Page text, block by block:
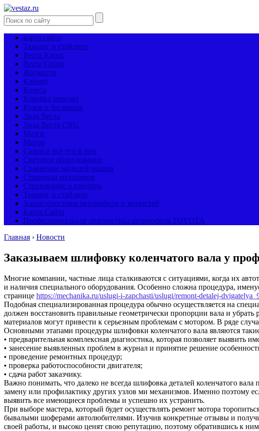
карта сайта
Тюнинг и стайлинг
Веста Кросс
Веста Спорт
Жидкости
Климат
Колеса
Коробка передач
Кузов и багажник
Лада Веста
Лада Веста CNG
Мозги
Мотор
Салон и все что в нем
Световое оборудование
Сравнение моделей машин
Страницы механиков
Страхование и кредиты
Тюнинг и стайлинг
Характеристики автомобиля и запчастей
Карта Сайта
Профессиональная диагностика автомобиля TOYOTA
Главная › Новости
Заказываем шлифовку коленчатого вала у
Многие компании, частные лица сталкиваются с ситуациями, когда их
и наличия специального оборудования. Особенно сложна процедура,
странице https://mechanika.ru/uslugi-i-zapchasti/uslugi/remont-detalej-
Подобная специализированная процедура обычно осуществляется на
должен восстановить правильные геометрически пропорции вала и
материалов могут привести к серьезным проблемам с мотором. В ряде
Основными этапами процедуры шлифовки коленчатого вала являются
• предварительная комплексная диагностика, которая позволяет выявить
• занесение выявленных проблем в журнал и принятие решение
• проведение ремонтных процедур;
• проверка работоспособности двигателя;
• сдача работ заказчику.
Важно понимать, что далеко не всегда шлифовка деталей коленчатого
замену или профилактику других узлов ми механизмов. Именно поэтому
выявить все имеющиеся проблемы и успешно их устранить.
При выборе мастера, который будет осуществлять ремонт мотора
бывалыми шоферами автолюбителями. Изучив конкретные отзывы и
своей работы, и высоко ценят свою репутацию, поэтому обратившись к